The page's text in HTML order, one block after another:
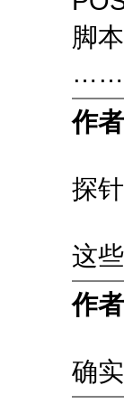
脚
……
作
探
这
作
确